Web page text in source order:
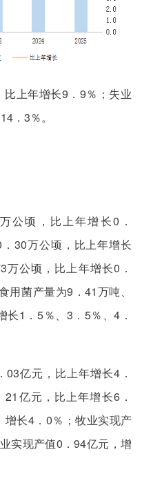
上年增长9．9％；失业
．3％。
公顷，比上年增长0．
30万公顷，比上年增长
公顷，比上年增长0．
用菌产量为9．41万吨、
长1．5％、3．5％、4．
亿元，比上年增长4．
亿元，比上年增长6．
长4．0％；牧业实现产
实现产值0．94亿元，增